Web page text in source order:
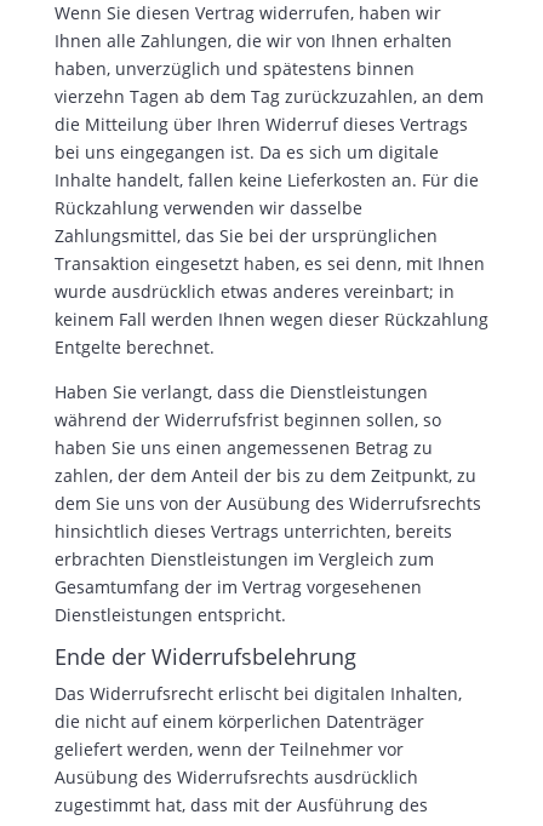
Wenn Sie diesen Vertrag widerrufen, haben wir
Ihnen alle Zahlungen, die wir von Ihnen erhalten
haben, unverzüglich und spätestens binnen
vierzehn Tagen ab dem Tag zurückzuzahlen, an dem
die Mitteilung über Ihren Widerruf dieses Vertrags
bei uns eingegangen ist. Da es sich um digitale
Inhalte handelt, fallen keine Lieferkosten an. Für die
Rückzahlung verwenden wir dasselbe
Zahlungsmittel, das Sie bei der ursprünglichen
Transaktion eingesetzt haben, es sei denn, mit Ihnen
wurde ausdrücklich etwas anderes vereinbart; in
keinem Fall werden Ihnen wegen dieser Rückzahlung
Entgelte berechnet.
Haben Sie verlangt, dass die Dienstleistungen
während der Widerrufsfrist beginnen sollen, so
haben Sie uns einen angemessenen Betrag zu
zahlen, der dem Anteil der bis zu dem Zeitpunkt, zu
dem Sie uns von der Ausübung des Widerrufsrechts
hinsichtlich dieses Vertrags unterrichten, bereits
erbrachten Dienstleistungen im Vergleich zum
Gesamtumfang der im Vertrag vorgesehenen
Dienstleistungen entspricht.
Ende der Widerrufsbelehrung
Das Widerrufsrecht erlischt bei digitalen Inhalten,
die nicht auf einem körperlichen Datenträger
geliefert werden, wenn der Teilnehmer vor
Ausübung des Widerrufsrechts ausdrücklich
zugestimmt hat, dass mit der Ausführung des